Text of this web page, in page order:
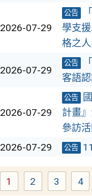
2026-07-29
公告
學支
格之
2026-07-29
公告
客語
2026-07-29
公告
計畫
參訪
2026-07-29 公告
Page
1 Page
2 Page
3 4